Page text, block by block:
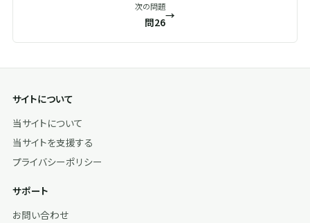
次の問題
問26
→
サイトについて
当サイトについて
当サイトを支援する
プライバシーポリシー
サポート
お問い合わせ